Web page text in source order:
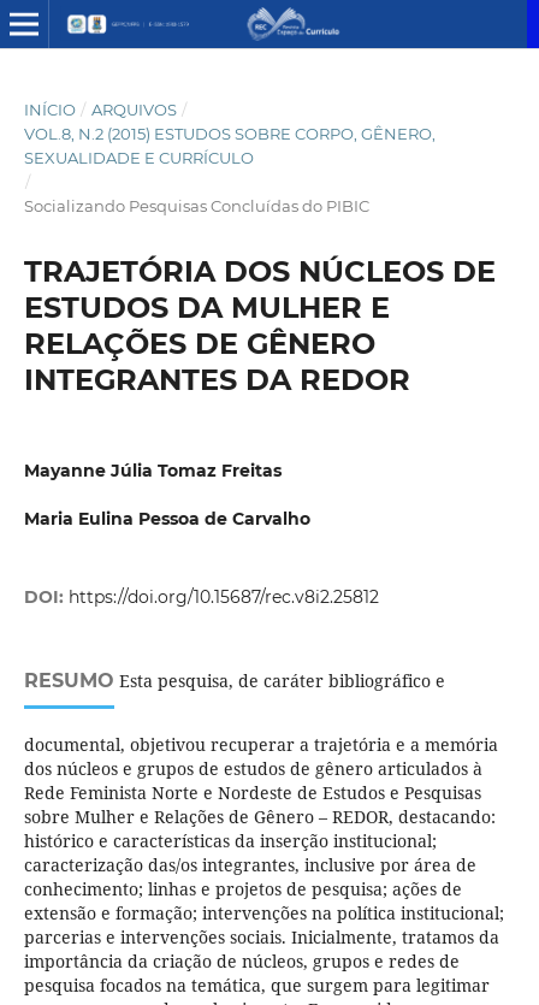
INÍCIO / ARQUIVOS /
VOL.8, N.2 (2015) ESTUDOS SOBRE CORPO, GÊNERO,
SEXUALIDADE E CURRÍCULO
/
Socializando Pesquisas Concluídas do PIBIC
TRAJETÓRIA DOS NÚCLEOS DE
ESTUDOS DA MULHER E
RELAÇÕES DE GÊNERO
INTEGRANTES DA REDOR
Mayanne Júlia Tomaz Freitas
Maria Eulina Pessoa de Carvalho
DOI: https://doi.org/10.15687/rec.v8i2.25812
RESUMO Esta pesquisa, de caráter bibliográfico e
documental, objetivou recuperar a trajetória e a memória
dos núcleos e grupos de estudos de gênero articulados à
Rede Feminista Norte e Nordeste de Estudos e Pesquisas
sobre Mulher e Relações de Gênero – REDOR, destacando:
histórico e características da inserção institucional;
caracterização das/os integrantes, inclusive por área de
conhecimento; linhas e projetos de pesquisa; ações de
extensão e formação; intervenções na política institucional;
parcerias e intervenções sociais. Inicialmente, tratamos da
importância da criação de núcleos, grupos e redes de
pesquisa focados na temática, que surgem para legitimar